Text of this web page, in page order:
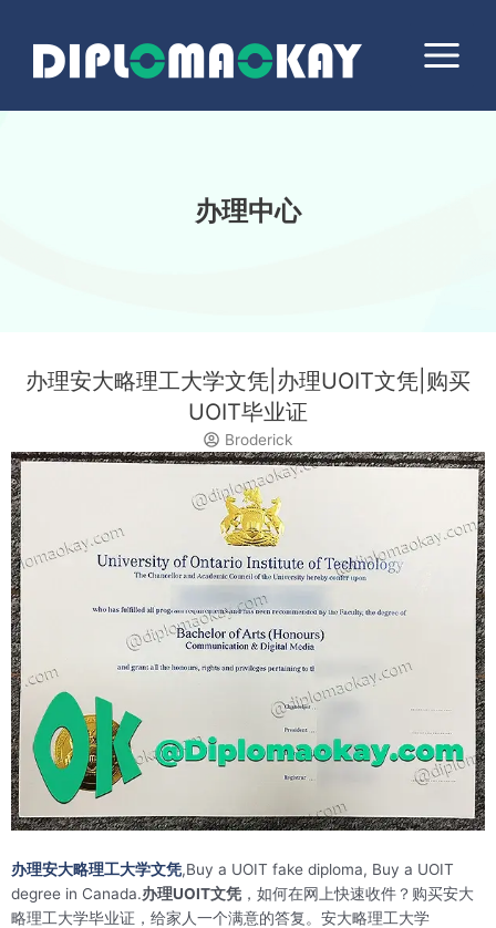
Menu
办理中心
办理安大略理工大学文凭|办理UOIT文凭|购买
UOIT毕业证
Broderick
办理安大略理工大学文凭,Buy a UOIT fake diploma, Buy a UOIT
degree in Canada.办理UOIT文凭 ，如何在网上快速收件？购买安大
略理工大学毕业证，给家人一个满意的答复。安大略理工大学